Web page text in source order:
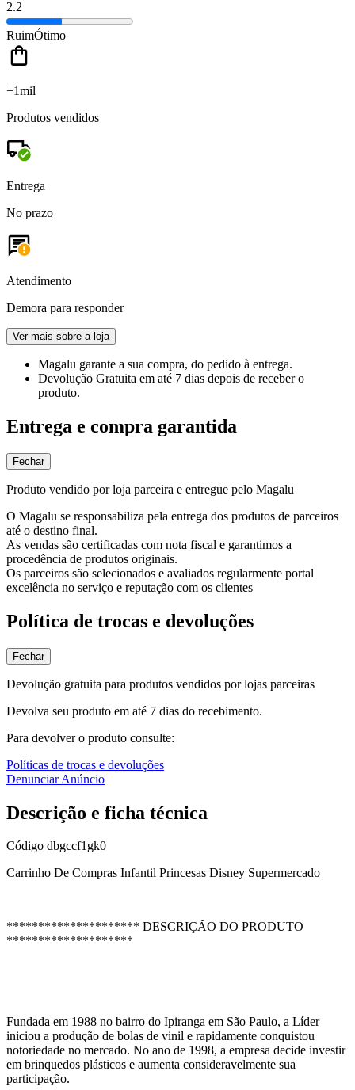
2.2
RuimÓtimo
+1mil
Produtos vendidos
Entrega
No prazo
Atendimento
Demora para responder
Ver mais sobre a loja
Magalu garante a sua compra, do pedido à entrega.
Devolução Gratuita em até 7 dias depois de receber o
produto.
Entrega e compra garantida
Fechar
Produto vendido por loja parceira e entregue pelo Magalu
O Magalu se responsabiliza pela entrega dos produtos de parceiros
até o destino final.
As vendas são certificadas com nota fiscal e garantimos a
procedência de produtos originais.
Os parceiros são selecionados e avaliados regularmente portal
excelência no serviço e reputação com os clientes
Política de trocas e devoluções
Fechar
Devolução gratuita para produtos vendidos por lojas parceiras
Devolva seu produto em até 7 dias do recebimento.
Para devolver o produto consulte:
Políticas de trocas e devoluções
Denunciar Anúncio
Descrição e ficha técnica
Código dbgccf1gk0
Carrinho De Compras Infantil Princesas Disney Supermercado
********************* DESCRIÇÃO DO PRODUTO
********************
Fundada em 1988 no bairro do Ipiranga em São Paulo, a Líder
iniciou a produção de bolas de vinil e rapidamente conquistou
notoriedade no mercado. No ano de 1998, a empresa decide investir
em brinquedos plásticos e aumenta consideravelmente sua
participação.